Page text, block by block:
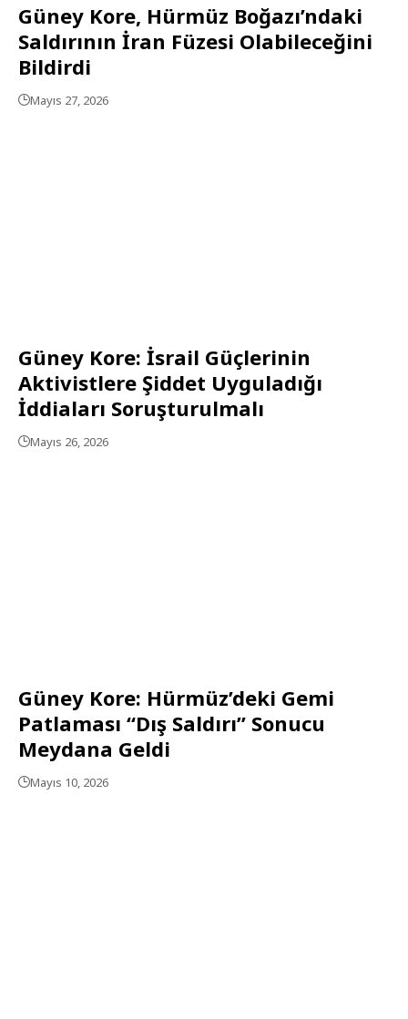
Güney Kore, Hürmüz Boğazı’ndaki
Saldırının İran Füzesi Olabileceğini
Bildirdi
Mayıs 27, 2026
Güney Kore: İsrail Güçlerinin
Aktivistlere Şiddet Uyguladığı
İddiaları Soruşturulmalı
Mayıs 26, 2026
Güney Kore: Hürmüz’deki Gemi
Patlaması “Dış Saldırı” Sonucu
Meydana Geldi
Mayıs 10, 2026